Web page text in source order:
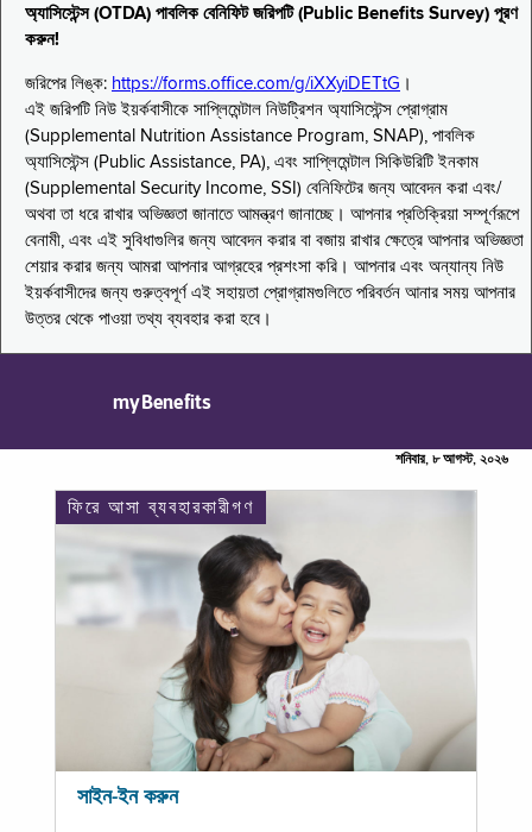
অ্যাসিস্টেন্স (OTDA) পাবলিক বেনিফিট জরিপটি (Public Benefits Survey) পূরণ
করুন!
জরিপের লিঙ্ক: https://forms.office.com/g/iXXyiDETtG ।
এই জরিপটি নিউ ইয়র্কবাসীকে সাপ্লিমেন্টাল নিউট্রিশন অ্যাসিস্টেন্স প্রোগ্রাম
(Supplemental Nutrition Assistance Program, SNAP), পাবলিক
অ্যাসিস্টেন্স (Public Assistance, PA), এবং সাপ্লিমেন্টাল সিকিউরিটি ইনকাম
(Supplemental Security Income, SSI) বেনিফিটের জন্য আবেদন করা এবং/
অথবা তা ধরে রাখার অভিজ্ঞতা জানাতে আমন্ত্রণ জানাচ্ছে। আপনার প্রতিক্রিয়া সম্পূর্ণরূপে
বেনামী, এবং এই সুবিধাগুলির জন্য আবেদন করার বা বজায় রাখার ক্ষেত্রে আপনার অভিজ্ঞতা
শেয়ার করার জন্য আমরা আপনার আগ্রহের প্রশংসা করি। আপনার এবং অন্যান্য নিউ
ইয়র্কবাসীদের জন্য গুরুত্বপূর্ণ এই সহায়তা প্রোগ্রামগুলিতে পরিবর্তন আনার সময় আপনার
উত্তর থেকে পাওয়া তথ্য ব্যবহার করা হবে।
myBenefits
শনিবার, ৮ আগস্ট, ২০২৬
ফিরে আসা ব্যবহারকারীগণ
সাইন-ইন করুন